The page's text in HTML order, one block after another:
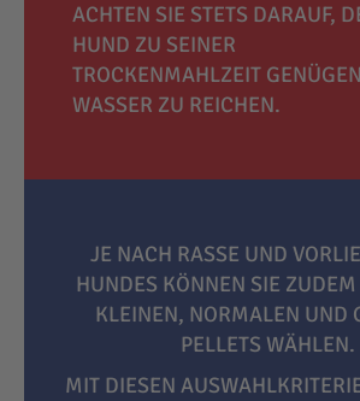
ACHTEN SIE STETS DARAUF,
HUND ZU SEINER
TROCKENMAHLZEIT
WASSER ZU REICHEN.
JE NACH RASSE UND
HUNDES KÖNNEN SIE
KLEINEN, NORMALEN UND
ELLETS WÄHLEN.
MIT DIESEN